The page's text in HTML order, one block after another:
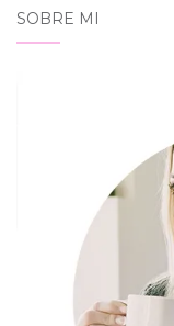
SOBRE MI